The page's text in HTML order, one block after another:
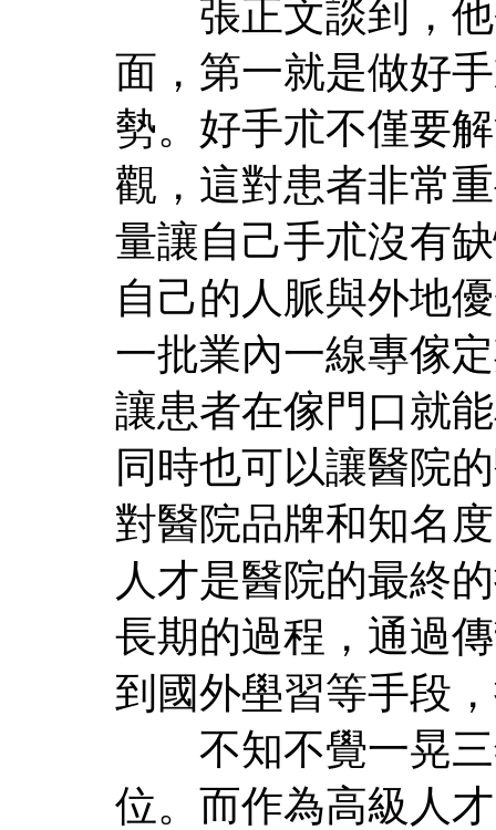
張正文談到，他
面，第一就是做好
勢。好手朮不僅要
觀，這對患者非常
量讓自己手朮沒有
自己的人脈與外地
一批業內一線專傢
讓患者在傢門口就
同時也可以讓醫院
對醫院品牌和知名
人才是醫院的最終
長期的過程，通過
到國外壆習等手段
不知不覺一晃三
位。而作為高級人